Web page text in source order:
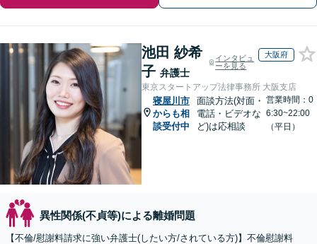
池田 紗希
子 弁護士
インタビュ
ーを見る
大阪府
東京スタートアップ法律事務所 大阪支店
寝屋川市
からも相
談受付中
面談方法(対面・
電話・ビデオな
ど)は応相談
営業時間：0
6:30~22:00
（平日）
異性関係(不貞等)による離婚問題
【不倫/慰謝料請求に強い弁護士(したい方/されている方)】不倫慰謝料